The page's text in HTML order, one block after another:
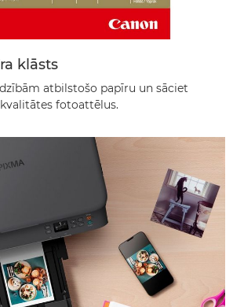
klāsts
atbilstošo papīru un sāciet
fotoattēlus.